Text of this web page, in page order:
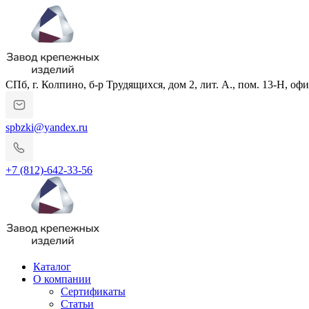
СПб, г. Колпино, б-р Трудящихся, дом 2, лит. А., пом. 13-Н,
spbzki@yandex.ru
+7 (812)-642-33-56
Каталог
О компании
Сертификаты
Статьи